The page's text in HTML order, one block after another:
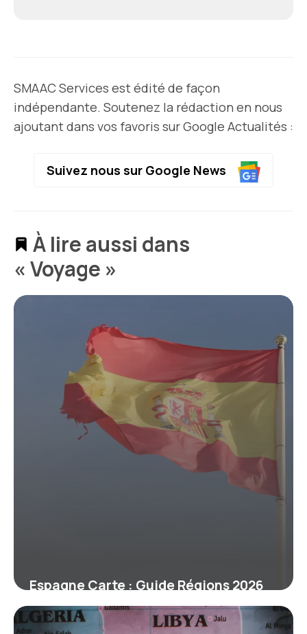
SMAAC Services est édité de façon
indépendante. Soutenez la rédaction en nous
ajoutant dans vos favoris sur Google Actualités :
Suivez nous sur Google News
À lire aussi dans
« Voyage »
Espagne Carte : Guide Régions 2026
30 mai 2026